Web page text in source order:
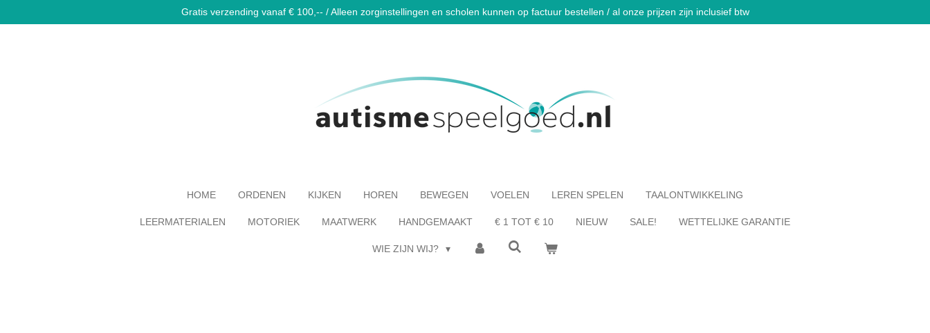
direct
Gratis verzending vanaf € 100,-- / Alleen zorginstellingen en scholen kunnen op factuur bestellen / al onze prijzen zijn inclusief btw
HOME ORDENEN KIJKEN HOREN BEWEGEN VOELEN LEREN SPELEN TAALONTWIKKELING
LEERMATERIALEN MOTORIEK MAATWERK HANDGEMAAKT € 1 TOT € 10 NIEUW SALE! WETTELIJKE GARANTIE
WIE ZIJN WIJ?